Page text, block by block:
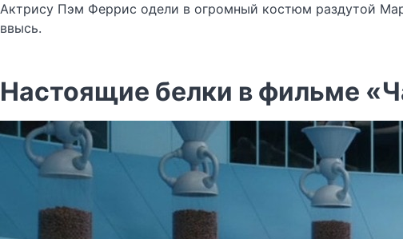
Актрису Пэм Феррис одели в огромный костюм раздутой
ввысь.
Настоящие белки в фильме